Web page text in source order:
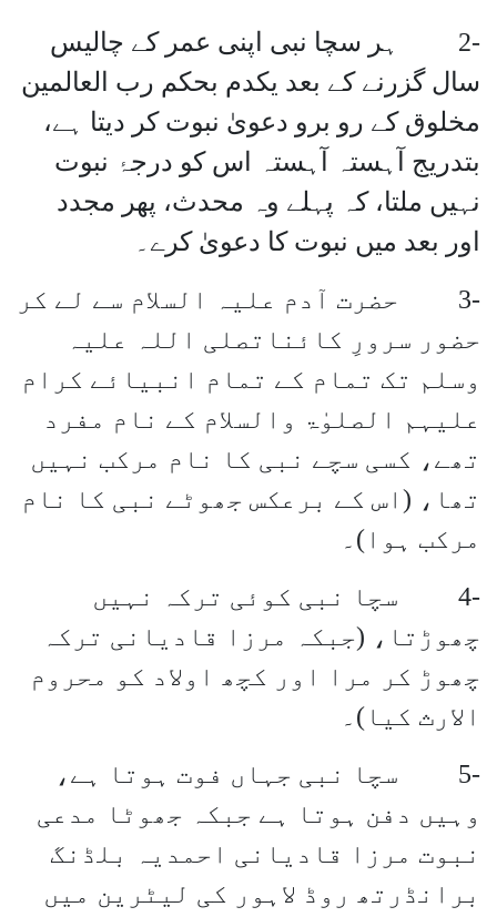
-2 ہر سچا نبی اپنی عمر کے چالیس
سال گزرنے کے بعد یکدم بحکم رب العالمین
مخلوق کے رو برو دعویٰ نبوت کر دیتا ہے،
بتدریج آہستہ آہستہ اس کو درجۂ نبوت
نہیں ملتا، کہ پہلے وہ محدث، پھر مجدد
اور بعد میں نبوت کا دعویٰ کرے۔
-3 حضرت آدم علیہ السلام سے لے کر
حضور سرورِ کائناتصلی اللہ علیہ
وسلم تک تمام کے تمام انبیائے کرام
علیہم الصلوٰۃ والسلام کے نام مفرد
تھے، کسی سچے نبی کا نام مرکب نہیں
تھا، (اس کے برعکس جھوٹے نبی کا نام
مرکب ہوا)۔
-4 سچا نبی کوئی ترکہ نہیں
چھوڑتا، (جبکہ مرزا قادیانی ترکہ
چھوڑ کر مرا اور کچھ اولاد کو محروم
الارث کیا)۔
-5 سچا نبی جہاں فوت ہوتا ہے،
وہیں دفن ہوتا ہے جبکہ جھوٹا مدعی
نبوت مرزا قادیانی احمدیہ بلڈنگ
برانڈرتھ روڈ لاہور کی لیٹرین میں